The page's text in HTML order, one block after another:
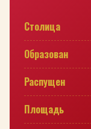
Столица
Образован
Распущен
Площадь